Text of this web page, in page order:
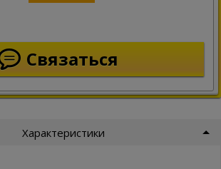
Связаться
Характеристики